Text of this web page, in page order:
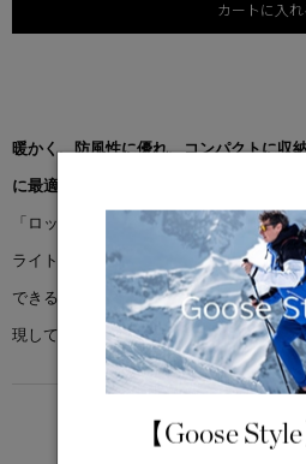
カートに入れ
暖かく、防風性に優れ、コンパクトに収
に最適なベストです。
「ロッジ ベスト」は、マットな質感の
ライトリップストップ素材で仕立ててい
できるドローコードを配し、他のロッジ
現しています。
5°C
【Goose